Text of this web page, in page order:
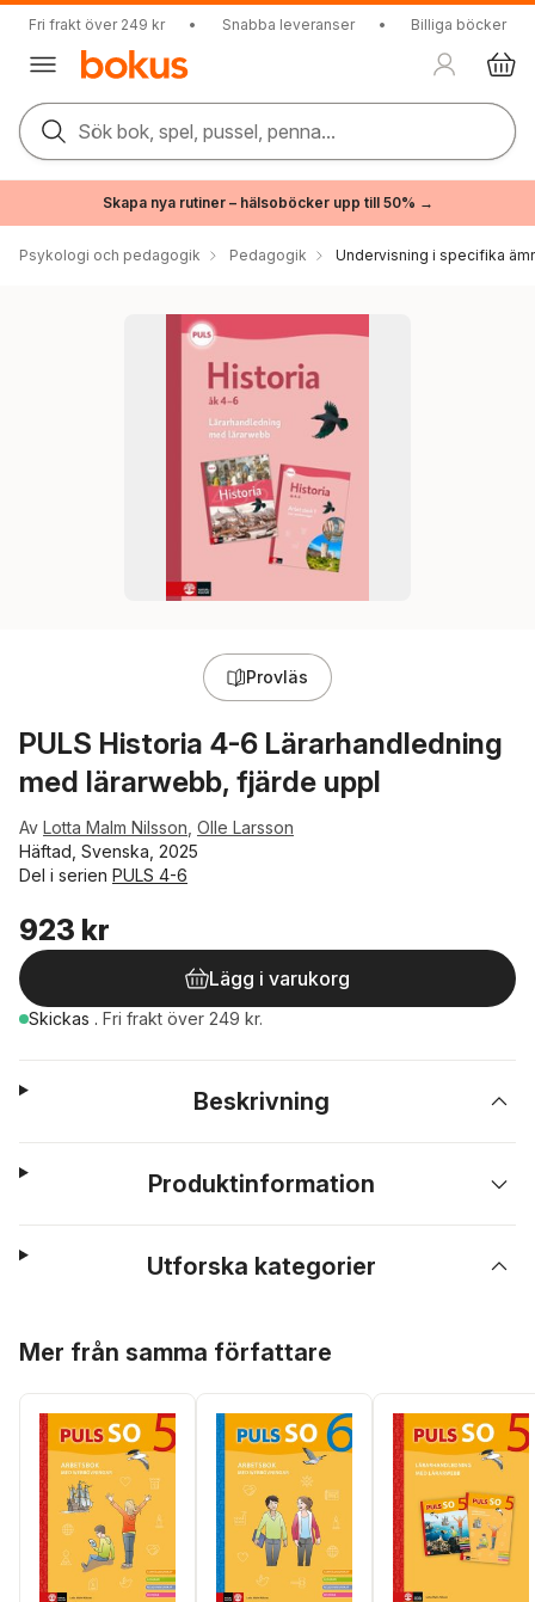
Fri frakt över 249 kr • Snabba leveranser • Billiga böcker
Sök bok, spel, pussel, penna...
Skapa nya rutiner – hälsoböcker upp till 50% →
Psykologi och pedagogik Pedagogik Undervisning i specifika
Provläs
PULS Historia 4-6 Lärarhandledning
med lärarwebb, fjärde uppl
Av Lotta Malm Nilsson Olle Larsson
Häftad, Svenska, 2025
Del i serien PULS 4-6
923 kr
Lägg i varukorg
Skickas . Fri frakt över 249 kr.
Beskrivning
Produktinformation
Utforska kategorier
Mer från samma författare